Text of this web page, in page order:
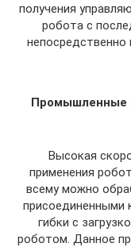
получения
робота с
непосредственно
Промышленные
Высокая
применения
всему можно
присоединенными
гибки с
роботом. Данное